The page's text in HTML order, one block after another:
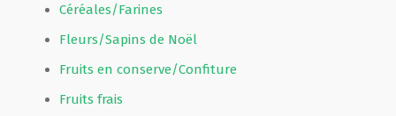
Céréales/Farines
Fleurs/Sapins de Noël
Fruits en conserve/Confiture
Fruits frais